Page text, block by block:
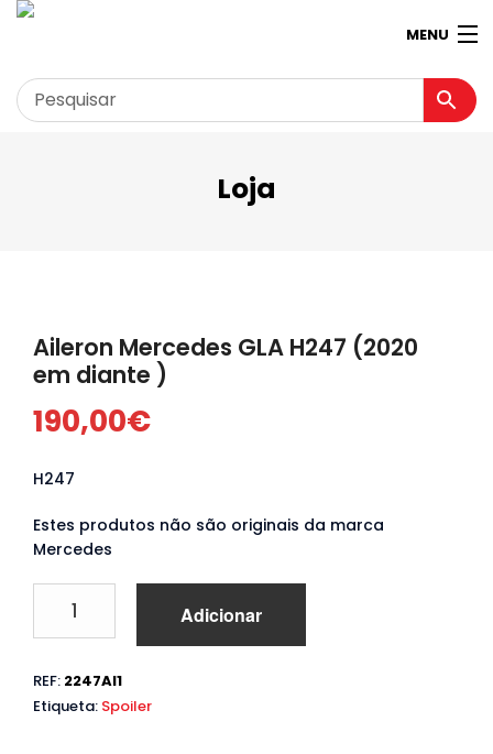
MENU
Garagem
Loja Virtual 360º
Loja
Aileron Mercedes GLA H247 (2020
em diante )
190,00€
H247
Estes produtos não são originais da marca
Mercedes
Aileron
GLA
H247
Adicionar
REF: 2247AI1
Etiqueta: Spoiler